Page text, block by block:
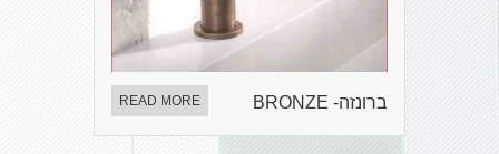
ברונזה- BRONZE READ MORE